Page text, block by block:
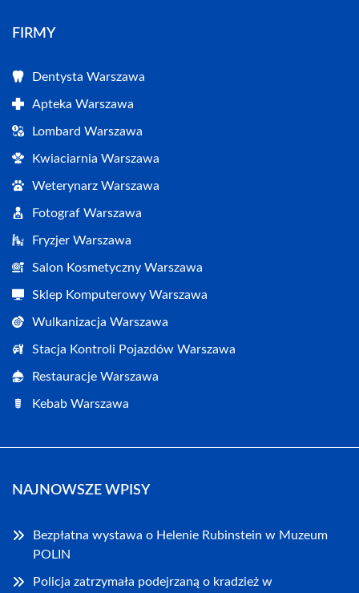
FIRMY
Dentysta Warszawa
Apteka Warszawa
Lombard Warszawa
Kwiaciarnia Warszawa
Weterynarz Warszawa
Fotograf Warszawa
Fryzjer Warszawa
Salon Kosmetyczny Warszawa
Sklep Komputerowy Warszawa
Wulkanizacja Warszawa
Stacja Kontroli Pojazdów Warszawa
Restauracje Warszawa
Kebab Warszawa
NAJNOWSZE WPISY
Bezpłatna wystawa o Helenie Rubinstein w Muzeum
POLIN
Policja zatrzymała podejrzaną o kradzież w